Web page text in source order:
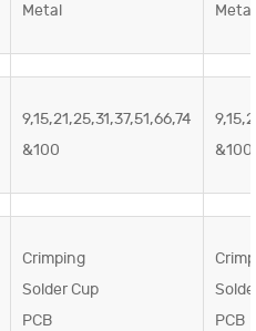
Metal Metal
9,15,21,25,31,37,51,66,74
&100
&100
Crimping
Solder Cup
PCB
PCB